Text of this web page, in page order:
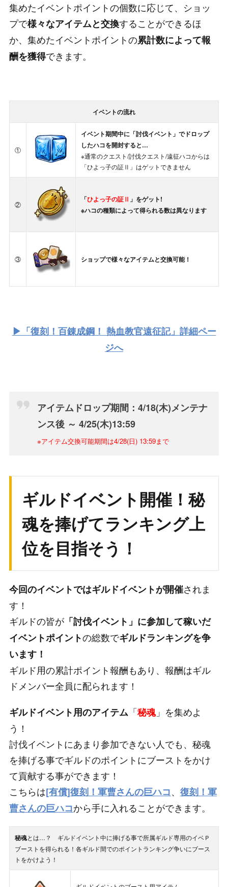
集めたイベントポイントの個数に応じて、ショッ
プで様々なアイテムと交換することができるほ
か、集めたイベントポイントの累計数によって報
酬を獲得できます。
イベントの流れ
①
イベント期間中に「討伐イベント」でドロップ
したハコを開封すると…
※通常のクエスト/討伐クエスト/遠征ハコからは
「ひよっ子の証Ⅱ」はゲットできません
②
「ひよっ子の証Ⅱ 」をゲット!
※ハコの種類によって得られる数は異なります
③ ショップで様々なアイテムと交換可能！
▶「復刻！百錬成鋼！ 熱血教官遠征記」詳細ペー
ジへ
アイテムドロップ期間：4/18(木)メンテナ
ンス後 ～ 4/25(木)13:59
※アイテム交換可能期間は4/28(日) 13:59まで
ギルドイベント開催！秘
魂を捧げてランキング上
位を目指そう！
今回のイベントではギルドイベントが開催されま
す！
ギルドの皆が「討伐イベント」に参加して稼いだ
イベントポイントの総数でギルドランキングを争
います！
ギルド用の累計ポイント報酬もあり、報酬はギル
ドメンバー全員に配られます！
ギルドイベント用のアイテム 「秘魂」を集めよ
う！
討伐イベントにあまり参加できない人でも、秘魂
を捧げる事でギルドのポイントにブーストをかけ
て貢献する事ができます！
こちらは[有償]復刻！軍曹さんの巨ハコ、 復刻！軍
曹さんの巨ハコから手に入れることができます。
秘魂とは…？ ギルドイベント中に捧げる事で所属ギルド専用のイベＰ
ブーストを得られる！各ギルド間でのポイントランキング争いにブース
トをかけよう！